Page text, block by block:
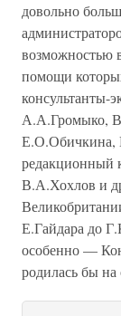
довольно
возможностью
помощи
А.А.Громыко,
Е.О.Обичкина,
редакционный
В.А.Хохлов и
Е.Гайдара до
особенно —
родилась бы на